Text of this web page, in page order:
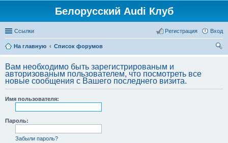
Белорусский Audi Клуб
Ссылки Вход
Регистрация
На главную
Список форумов
Вам необходимо быть зарегистрированым и
авторизованым пользователем, что посмотреть все
новые сообщения с Вашего последнего визита.
Имя пользователя:
Пароль:
Забыли пароль?